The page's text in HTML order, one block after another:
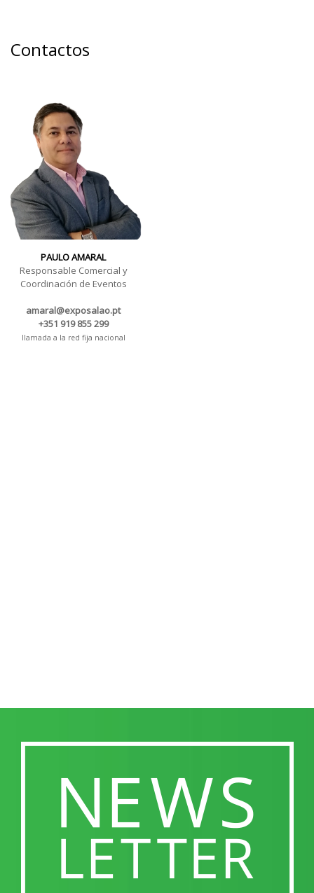
Contactos
PAULO AMARAL
Responsable Comercial y
Coordinación de Eventos
amaral@exposalao.pt
+351 919 855 299
llamada a la red fija nacional